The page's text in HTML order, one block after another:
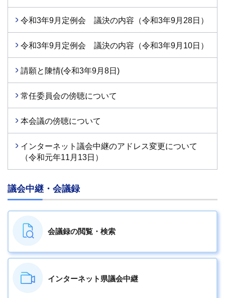
令和3年9月定例会 議決の内容（令和3年9月28日）
令和3年9月定例会 議決の内容（令和3年9月10日）
請願と陳情(令和3年9月8日)
常任委員会の傍聴について
本会議の傍聴について
インターネット議会中継のアドレス変更について
（令和元年11月13日）
議会中継・会議録
会議録の閲覧・検索
インターネット 県議会中継